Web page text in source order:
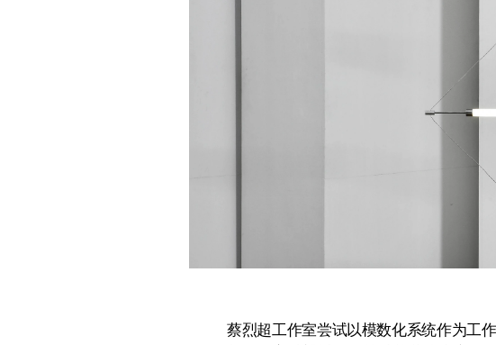
蔡烈超工作室尝试以模数化系统作为工